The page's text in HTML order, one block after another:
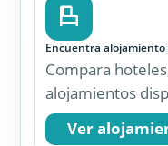
destinos.